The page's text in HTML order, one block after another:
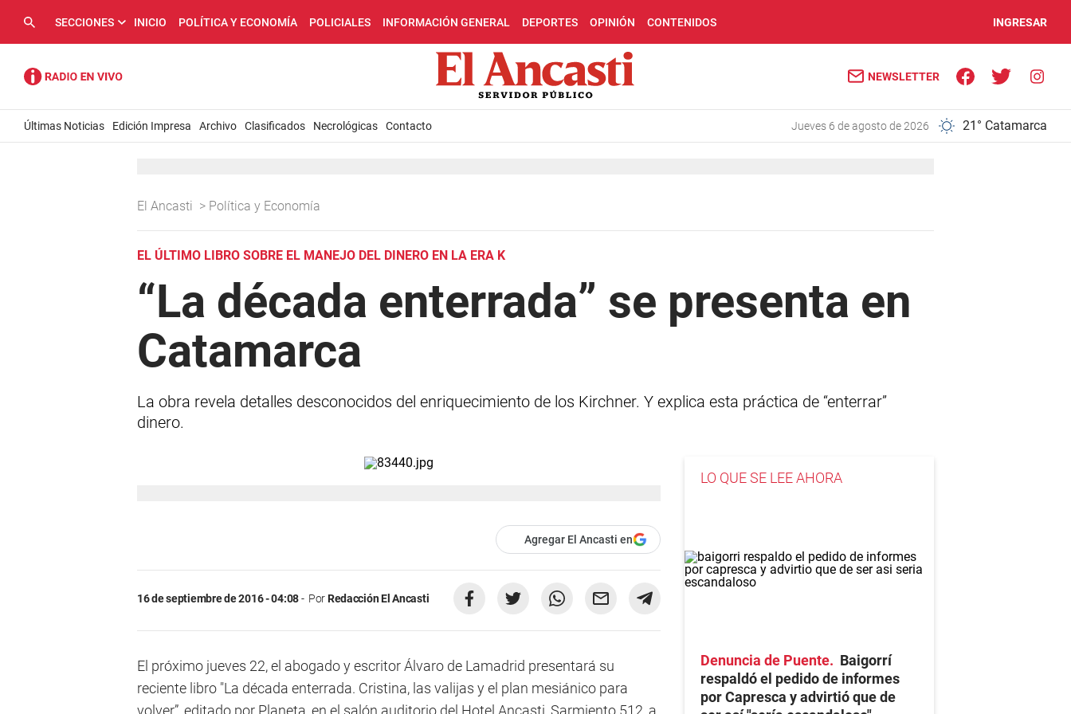
SECCIONES INICIO POLÍTICA Y ECONOMÍA POLICIALES INFORMACIÓN GENERAL DEPORTES OPINIÓN CONTENIDOS INGRESAR
NEWSLETTER
Últimas Noticias Edición Impresa Archivo Clasificados Necrológicas Contacto jueves 6 de agosto de 2026 21° Catamarca
El Ancasti > Política y Economía
EL ÚLTIMO LIBRO SOBRE EL MANEJO DEL DINERO EN LA ERA K
“La década enterrada” se presenta en
Catamarca
La obra revela detalles desconocidos del enriquecimiento de los Kirchner. Y explica esta práctica de “enterrar”
dinero.
Agregar El Ancasti en
16 de septiembre de 2016 - 04:08 PorRedacción El Ancasti
El próximo jueves 22, el abogado y escritor Álvaro de Lamadrid presentará su
reciente libro "La década enterrada. Cristina, las valijas y el plan mesiánico para
volver”, editado por Planeta, en el salón auditorio del Hotel Ancasti, Sarmiento 512, a
LO QUE SE LEE AHORA
Denuncia de Puente
Baigorrí
respaldó el pedido de informes
por Capresca y advirtió que de